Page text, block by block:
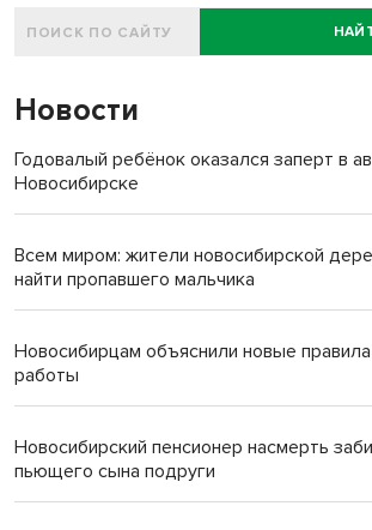
Новости
Годовалый ребёнок оказался заперт в
Новосибирске
Всем миром: жители новосибирской
найти пропавшего мальчика
Новосибирцам объяснили новые
работы
Новосибирский пенсионер насмерть
пьющего сына подруги